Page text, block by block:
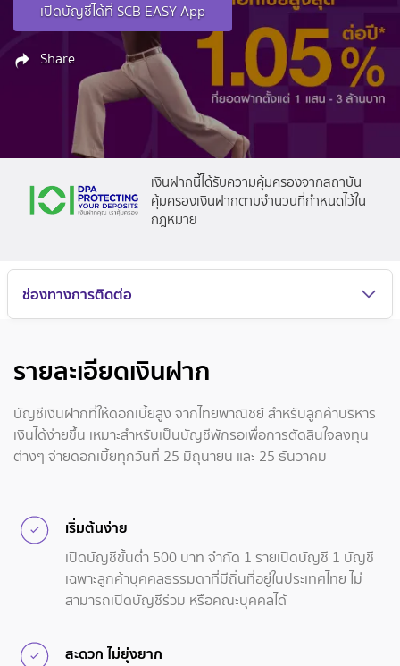
เปิดบัญชีได้ที่ SCB EASY App
Share
เงินฝากนี้ได้รับความคุ้มครองจากสถาบัน
คุ้มครองเงินฝากตามจำนวนที่กำหนดไว้ใน
กฎหมาย
ช่องทางการติดต่อ
รายละเอียดเงินฝาก
บัญชีเงินฝากที่ให้ดอกเบี้ยสูง จากไทยพาณิชย์ สำหรับลูกค้าบริหาร
เงินได้ง่ายขึ้น เหมาะสำหรับเป็นบัญชีพักรอเพื่อการตัดสินใจลงทุน
ต่างๆ จ่ายดอกเบี้ยทุกวันที่ 25 มิถุนายน และ 25 ธันวาคม
เริ่มต้นง่าย
เปิดบัญชีขั้นต่ำ 500 บาท จำกัด 1 รายเปิดบัญชี 1 บัญชี
เฉพาะลูกค้าบุคคลธรรมดาที่มีถิ่นที่อยู่ในประเทศไทย ไม่
สามารถเปิดบัญชีร่วม หรือคณะบุคคลได้
สะดวก ไม่ยุ่งยาก